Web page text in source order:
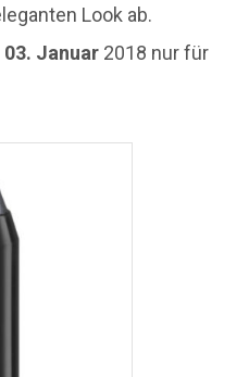
Look ab.
03. Januar 2018 nur für